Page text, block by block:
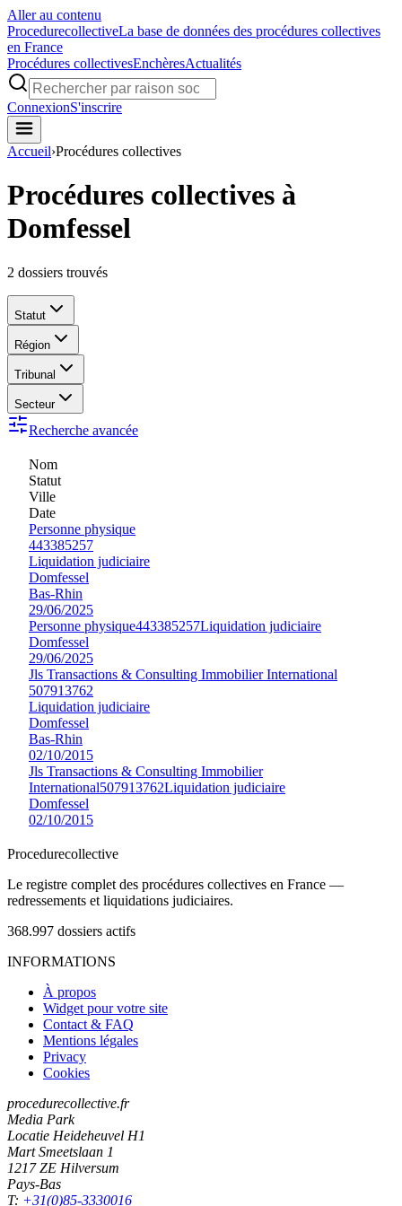
Aller au contenu
ProcedurecollectiveLa base de données des procédures collectives
en France
Procédures collectivesEnchèresActualités
ConnexionS'inscrire
Accueil›Procédures collectives
Procédures collectives à
Domfessel
2 dossiers trouvés
Statut
Région
Tribunal
Secteur
Recherche avancée
Nom
Statut
Ville
Date
Personne physique
443385257
Liquidation judiciaire
Domfessel
Bas-Rhin
29/06/2025
Personne physique443385257Liquidation judiciaire
Domfessel
29/06/2025
Jls Transactions & Consulting Immobilier International
507913762
Liquidation judiciaire
Domfessel
Bas-Rhin
02/10/2015
Jls Transactions & Consulting Immobilier
International507913762Liquidation judiciaire
Domfessel
02/10/2015
Procedurecollective
Le registre complet des procédures collectives en France —
redressements et liquidations judiciaires.
368.997 dossiers actifs
INFORMATIONS
À propos
Widget pour votre site
Contact & FAQ
Mentions légales
Privacy
Cookies
procedurecollective.fr
Media Park
Locatie Heideheuvel H1
Mart Smeetslaan 1
1217 ZE Hilversum
Pays-Bas
T: +31(0)85-3330016